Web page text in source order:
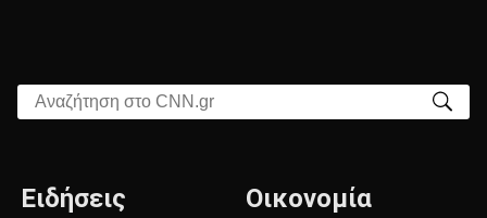
Αναζήτηση στο CNN.gr
Ειδήσεις Οικονομία